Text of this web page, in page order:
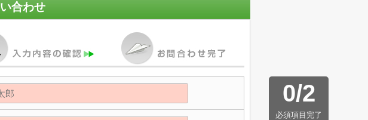
合わせ
0/2
必須項目完了